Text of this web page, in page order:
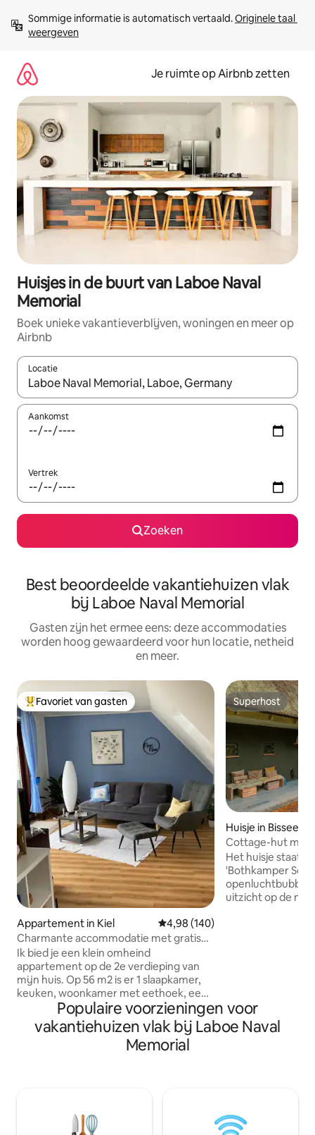
direct
naar
Sommige informatie is automatisch vertaald. Originele taal
weergeven
Je ruimte op Airbnb zetten
Huisjes in de buurt van Laboe Naval
Memorial
Boek unieke vakantieverblijven, woningen en meer op
Airbnb
Locatie
Wanneer er suggesties beschikbaar zijn, maak je een keuze
Aankomst
Vertrek
Zoeken
Best beoordeelde vakantiehuizen vlak
bij Laboe Naval Memorial
Gasten zijn het ermee eens: deze accommodaties
worden hoog gewaardeerd voor hun locatie, netheid
en meer.
Topfavoriet van gasten
Favoriet van gasten
Appartement in Kiel Gemiddelde beoordeling van
4,98 (140)
Charmante accommodatie met gratis
parkeerplaats
Ik bied je een klein omheind
appartement op de 2e verdieping van
mijn huis. Op 56 m2 is er 1 slaapkamer,
keuken, woonkamer met eethoek, een
kleine badkamer en een zonnige loggia.
Je kunt vrij toegankelijk zijn via het
trappenhuis, dus je kunt komen en gaan
lopen, steiger Fördedampfer 5 minuten.
Op loopafstand. Ik kijk uit naar jullie
Superhost
Superhost
Huisje in Bissee
Cottage-hut met
bubbelbad en
Het huisje staat
'Bothkamper
uitzicht op de
houthakken en
restaurant "Hof
gerechten en
Populaire voorzieningen voor
vakantiehuizen vlak bij Laboe Naval
Memorial